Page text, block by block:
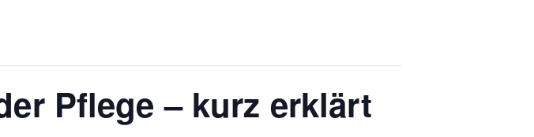
Pflege – kurz erklärt